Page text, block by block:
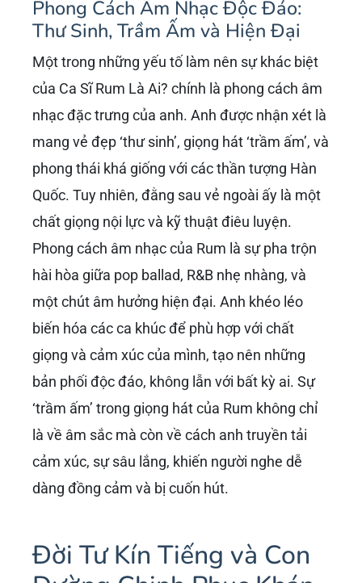
Phong Cách Âm Nhạc Độc Đáo:
Thư Sinh, Trầm Ấm và Hiện Đại
Một trong những yếu tố làm nên sự khác biệt
của Ca Sĩ Rum Là Ai? chính là phong cách âm
nhạc đặc trưng của anh. Anh được nhận xét là
mang vẻ đẹp ‘thư sinh’, giọng hát ‘trầm ấm’, và
phong thái khá giống với các thần tượng Hàn
Quốc. Tuy nhiên, đằng sau vẻ ngoài ấy là một
chất giọng nội lực và kỹ thuật điêu luyện.
Phong cách âm nhạc của Rum là sự pha trộn
hài hòa giữa pop ballad, R&B nhẹ nhàng, và
một chút âm hưởng hiện đại. Anh khéo léo
biến hóa các ca khúc để phù hợp với chất
giọng và cảm xúc của mình, tạo nên những
bản phối độc đáo, không lẫn với bất kỳ ai. Sự
‘trầm ấm’ trong giọng hát của Rum không chỉ
là về âm sắc mà còn về cách anh truyền tải
cảm xúc, sự sâu lắng, khiến người nghe dễ
dàng đồng cảm và bị cuốn hút.
Đời Tư Kín Tiếng và Con